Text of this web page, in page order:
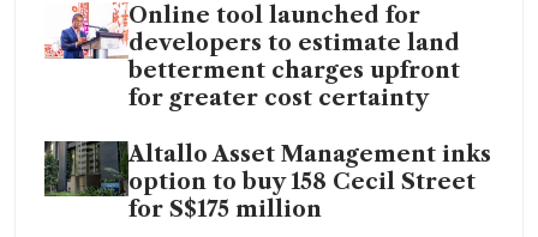
Online tool launched for
developers to estimate land
betterment charges upfront
for greater cost certainty
Altallo Asset Management inks
option to buy 158 Cecil Street
for S$175 million